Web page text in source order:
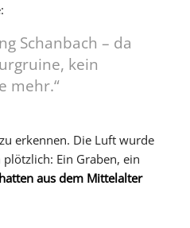
Schanbach – da
kein
mehr.“
erkennen. Die Luft wurde
Ein Graben, ein
aus dem Mittelalter